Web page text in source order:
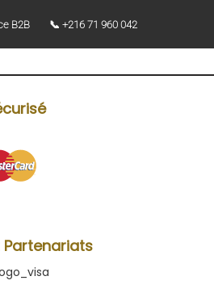
B2B 📞 +216 71 960 042